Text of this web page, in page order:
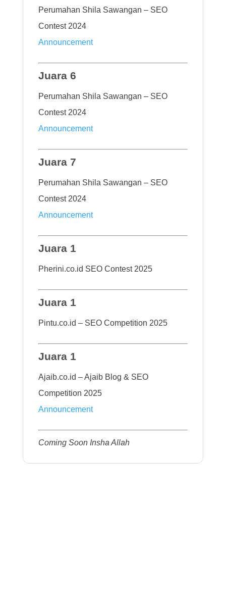
Perumahan Shila Sawangan – SEO
Contest 2024
Announcement
Juara 6
Perumahan Shila Sawangan – SEO
Contest 2024
Announcement
Juara 7
Perumahan Shila Sawangan – SEO
Contest 2024
Announcement
Juara 1
Pherini.co.id SEO Contest 2025
Juara 1
Pintu.co.id – SEO Competition 2025
Juara 1
Ajaib.co.id – Ajaib Blog & SEO
Competition 2025
Announcement
Coming Soon Insha Allah